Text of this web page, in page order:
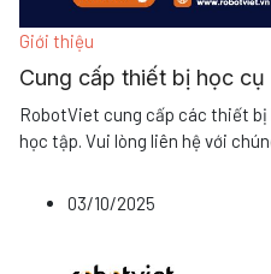
Giới thiệu
Cung cấp thiết bị học cụ
RobotViet cung cấp các thiết bị
học tập. Vui lòng liên hệ với
03/10/2025